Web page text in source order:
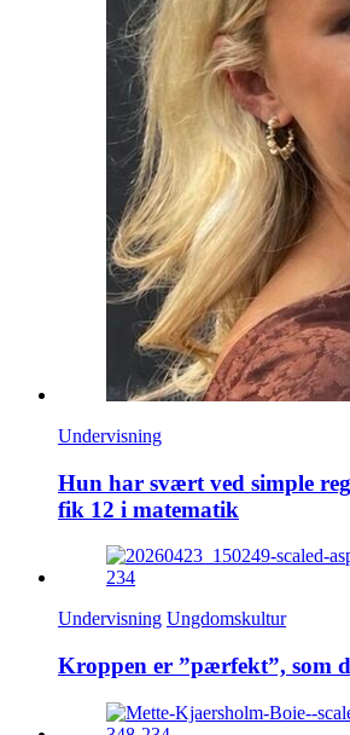
Undervisning
Hun har svært ved simple
fik 12 i matematik
Undervisning Ungdomskultur
Kroppen er ”pærfekt”, som